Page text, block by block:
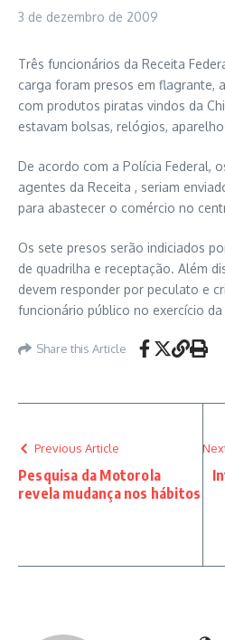
3 de dezembro de 2009
Três funcionários da Receita
carga foram presos em flagrante,
com produtos piratas vindos da
estavam bolsas, relógios,
De acordo com a Polícia Federal,
agentes da Receita , seriam
para abastecer o comércio no
Os sete presos serão indiciados
de quadrilha e receptação. Além
devem responder por peculato e
funcionário público no exercício
Share this Article
Previous Article
Pesquisa da Motorola
revela mudança nos hábitos